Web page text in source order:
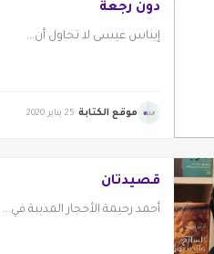
دون رجعة
إيناس عيسى لا تحاول أن...
موقع الكتابة 25 يناير 2020
قصيدتان
أحمد رحيمة الأحجار المدببة في...